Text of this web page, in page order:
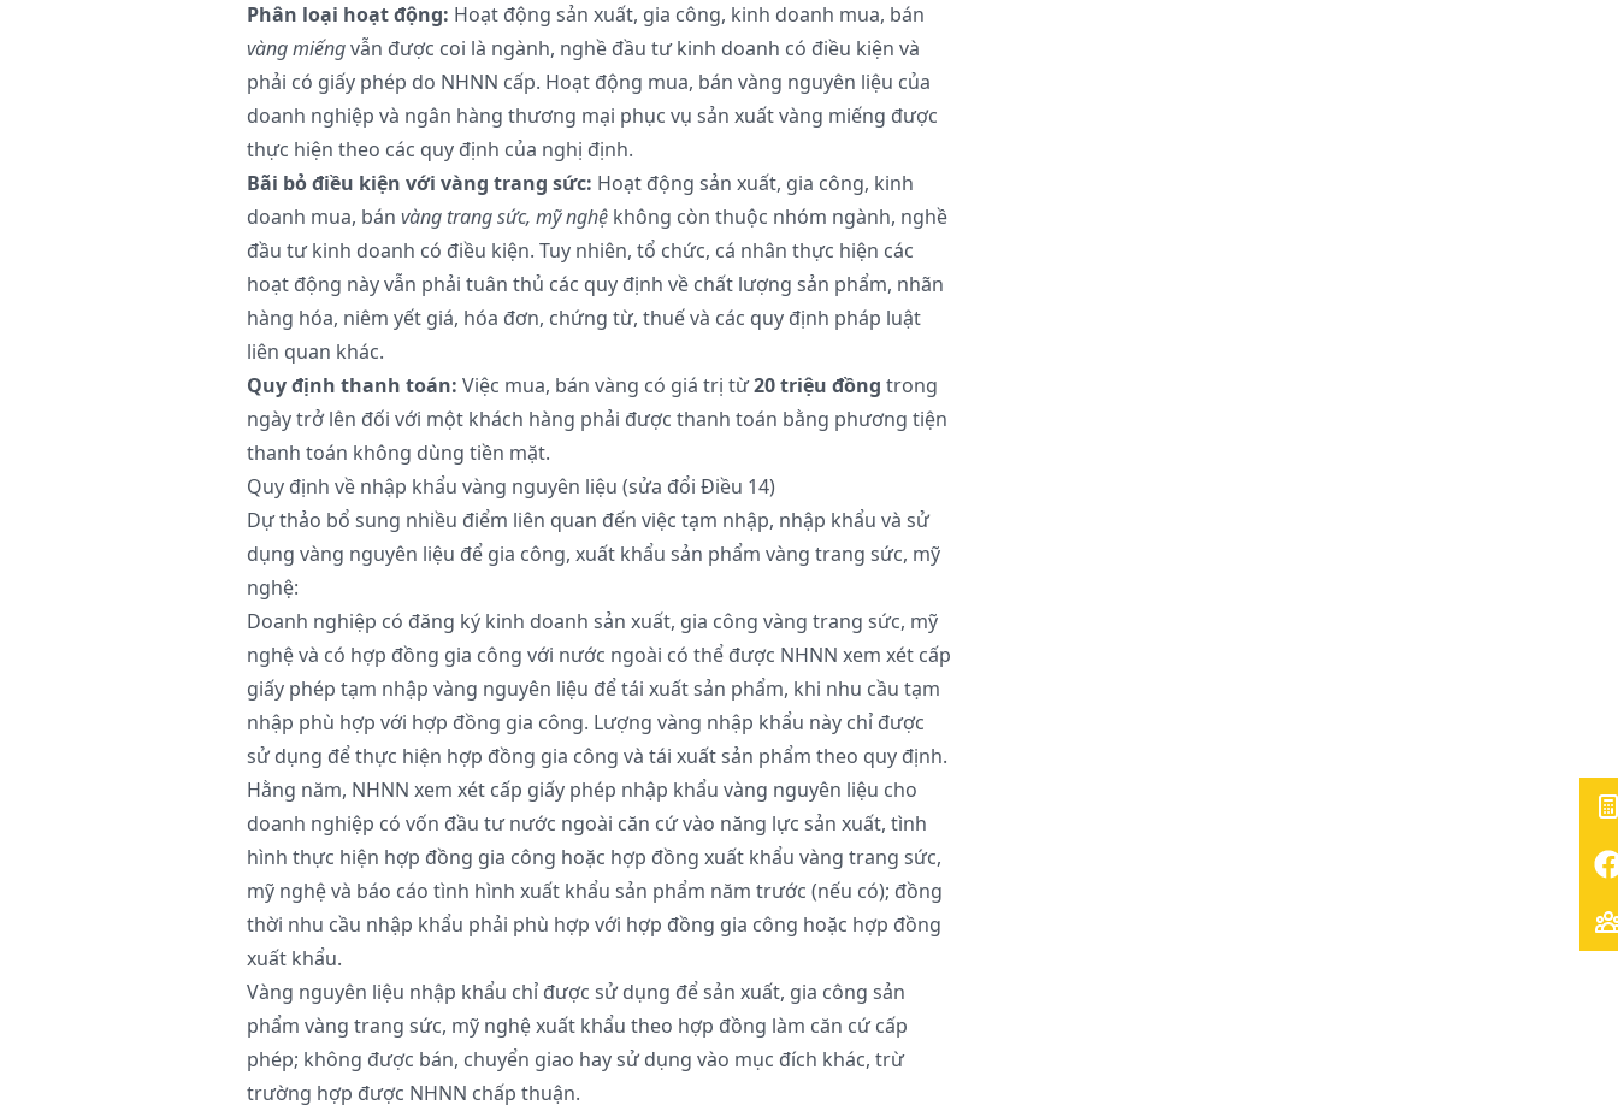
Phân loại hoạt động: Hoạt động sản xuất, gia công, kinh doanh mua, bán
vàng miếngvẫn được coi là ngành, nghề đầu tư kinh doanh có điều kiện và
phải có giấy phép do NHNN cấp. Hoạt động mua, bán vàng nguyên liệu của
doanh nghiệp và ngân hàng thương mại phục vụ sản xuất vàng miếng được
thực hiện theo các quy định của nghị định.
Bãi bỏ điều kiện với vàng trang sức: Hoạt động sản xuất, gia công, kinh
doanh mua, bán vàng trang sức, mỹ nghệkhông còn thuộc nhóm ngành, nghề
đầu tư kinh doanh có điều kiện. Tuy nhiên, tổ chức, cá nhân thực hiện các
hoạt động này vẫn phải tuân thủ các quy định về chất lượng sản phẩm, nhãn
hàng hóa, niêm yết giá, hóa đơn, chứng từ, thuế và các quy định pháp luật
liên quan khác.
Quy định thanh toán: Việc mua, bán vàng có giá trị từ20 triệu đồng trong
ngày trở lên đối với một khách hàng phải được thanh toán bằng phương tiện
thanh toán không dùng tiền mặt.
Quy định về nhập khẩu vàng nguyên liệu (sửa đổi Điều 14)
Dự thảo bổ sung nhiều điểm liên quan đến việc tạm nhập, nhập khẩu và sử
dụng vàng nguyên liệu để gia công, xuất khẩu sản phẩm vàng trang sức, mỹ
nghệ:
Doanh nghiệp có đăng ký kinh doanh sản xuất, gia công vàng trang sức, mỹ
nghệ và có hợp đồng gia công với nước ngoài có thể được NHNN xem xét cấp
giấy phép tạm nhập vàng nguyên liệu để tái xuất sản phẩm, khi nhu cầu tạm
nhập phù hợp với hợp đồng gia công. Lượng vàng nhập khẩu này chỉ được
sử dụng để thực hiện hợp đồng gia công và tái xuất sản phẩm theo quy định.
Hằng năm, NHNN xem xét cấp giấy phép nhập khẩu vàng nguyên liệu cho
doanh nghiệp có vốn đầu tư nước ngoài căn cứ vào năng lực sản xuất, tình
hình thực hiện hợp đồng gia công hoặc hợp đồng xuất khẩu vàng trang sức,
mỹ nghệ và báo cáo tình hình xuất khẩu sản phẩm năm trước (nếu có); đồng
thời nhu cầu nhập khẩu phải phù hợp với hợp đồng gia công hoặc hợp đồng
xuất khẩu.
Vàng nguyên liệu nhập khẩu chỉ được sử dụng để sản xuất, gia công sản
phẩm vàng trang sức, mỹ nghệ xuất khẩu theo hợp đồng làm căn cứ cấp
phép; không được bán, chuyển giao hay sử dụng vào mục đích khác, trừ
trường hợp được NHNN chấp thuận.